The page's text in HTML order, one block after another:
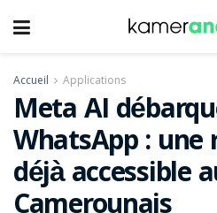
Accueil Applications
Meta AI
WhatsApp :
déjà accessible